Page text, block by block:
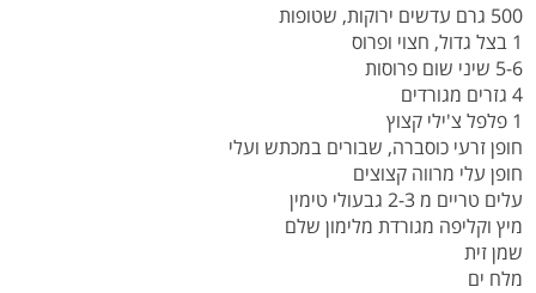
500 גרם עדשים ירוקות, שטופות
1 בצל גדול, חצוי ופרוס
5-6 שיני שום פרוסות
4 גזרים מגורדים
1 פלפל צ'ילי קצוץ
חופן זרעי כוסברה, שבורים במכתש ועלי
חופן עלי מרווה קצוצים
עלים טריים מ 2-3 גבעולי טימין
מיץ וקליפה מגורדת מלימון שלם
שמן זית
מלח ים